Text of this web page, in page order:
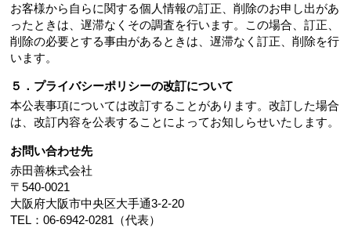
お客様から自らに関する個人情報の訂正、削除のお申し出があ
ったときは、遅滞なくその調査を行います。この場合、訂正、
削除の必要とする事由があるときは、遅滞なく訂正、削除を行
います。
５．プライバシーポリシーの改訂について
本公表事項については改訂することがあります。改訂した場合
は、改訂内容を公表することによってお知しらせいたします。
お問い合わせ先
赤田善株式会社
〒540-0021
大阪府大阪市中央区大手通3-2-20
TEL：06-6942-0281（代表）